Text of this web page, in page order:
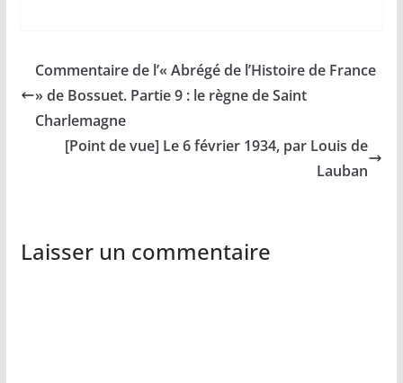
Commentaire de l’« Abrégé de l’Histoire de France
» de Bossuet. Partie 9 : le règne de Saint
Charlemagne
[Point de vue] Le 6 février 1934, par Louis de
Lauban
Laisser un commentaire